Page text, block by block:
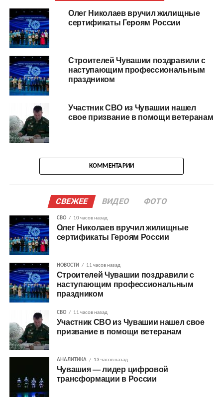
Олег Николаев вручил жилищные
сертификаты Героям России
Строителей Чувашии поздравили с
наступающим профессиональным
праздником
Участник СВО из Чувашии нашел
свое призвание в помощи ветеранам
КОММЕНТАРИИ
СВЕЖЕЕ ВИДЕО ФОТО
СВО 10 часов назад
Олег Николаев вручил жилищные
сертификаты Героям России
НОВОСТИ 11 часов назад
Строителей Чувашии поздравили с
наступающим профессиональным
праздником
СВО 11 часов назад
Участник СВО из Чувашии нашел свое
призвание в помощи ветеранам
АНАЛИТИКА 13 часов назад
Чувашия — лидер цифровой
трансформации в России